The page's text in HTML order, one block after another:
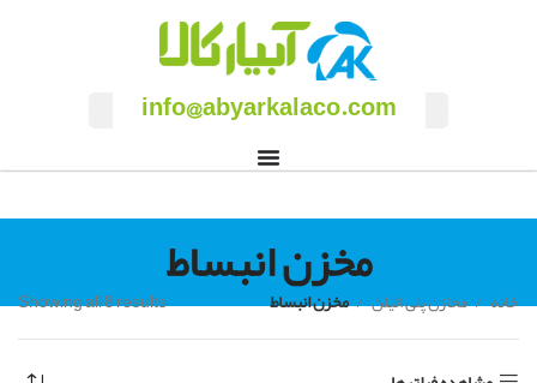
info@abyarkalaco.com
مخزن انبساط خانه مخازن پلی اتیلن مخزن انبساط Showing all 8 results